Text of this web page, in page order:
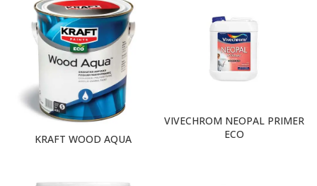
KRAFT WOOD AQUA
VIVECHROM NEOPAL PRIMER
ECO